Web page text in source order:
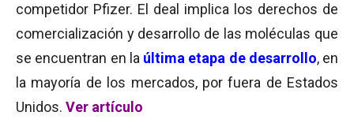
competidor Pfizer. El deal implica los derechos de
comercialización y desarrollo de las moléculas que
se encuentran en la última etapa de desarrollo, en
la mayoría de los mercados, por fuera de Estados
Unidos. Ver artículo